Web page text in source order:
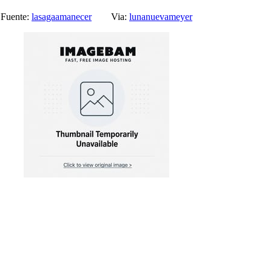
Fuente: lasagaamanecerVia: lunanuevameyer